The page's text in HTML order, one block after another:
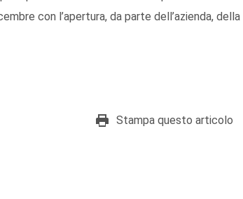
con l’apertura, da parte dell’azienda, della
Stampa questo articolo